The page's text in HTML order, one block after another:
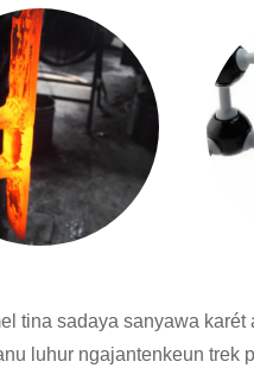
tina sadaya sanyawa
luhur ngajantenkeun trek